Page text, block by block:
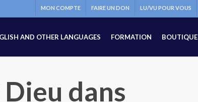
MON COMPTE FAIRE UN DON LU/VU POUR VOUS
AND OTHER LANGUAGES FORMATION BOUTIQUE
dans